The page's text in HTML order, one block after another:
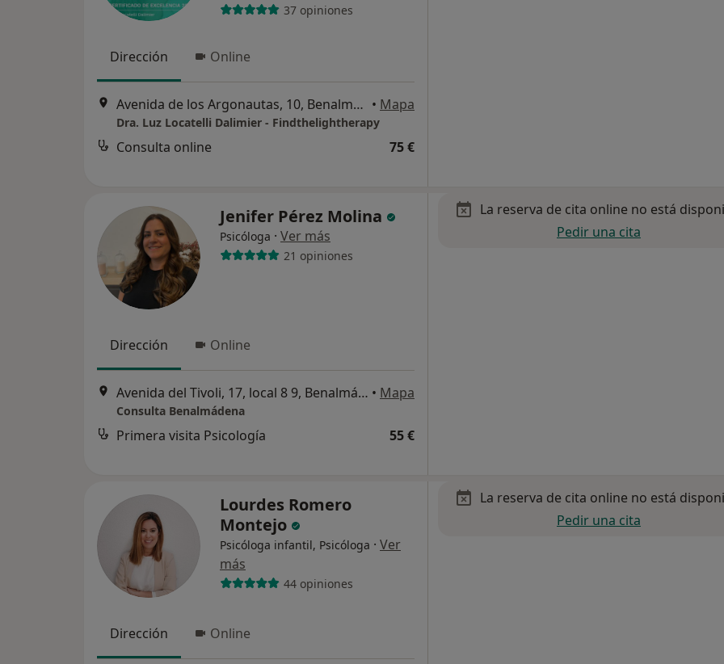
37 opiniones
Dirección Online
Avenida de los Argonautas, 10, Benalmádena • Mapa
Dra. Luz Locatelli Dalimier - Findthelightherapy
Consulta online 75 €
Jenifer Pérez Molina
Psicóloga · Ver más
21 opiniones
Dirección Online
Avenida del Tivoli, 17, local 8 9, Benalmádena Costa • Mapa
Consulta Benalmádena
Primera visita Psicología 55 €
La reserva de cita online no está
Pedir una cita
Lourdes Romero
Montejo
Psicóloga infantil, Psicóloga · Ver
más
44 opiniones
Dirección Online
La reserva de cita online no está
Pedir una cita